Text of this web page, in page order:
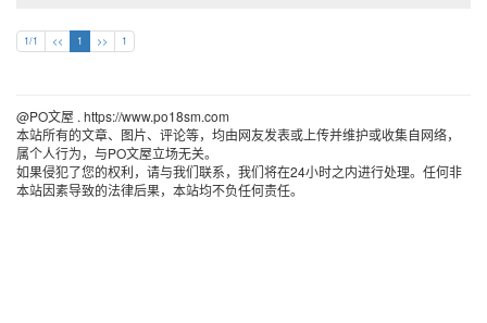
1/1 << 1 >> 1
@PO文屋 . https://www.po18sm.com
本站所有的文章、图片、评论等，均由网友发表或上传并维护或收集自网络，
属个人行为，与PO文屋立场无关。
如果侵犯了您的权利，请与我们联系，我们将在24小时之内进行处理。任何非
本站因素导致的法律后果，本站均不负任何责任。